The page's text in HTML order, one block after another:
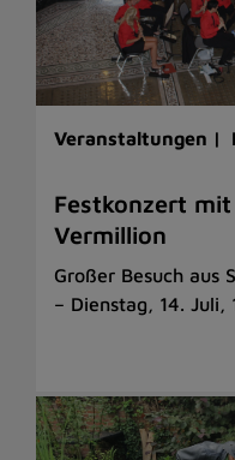
Veranstaltungen |
Festkonzert
Vermillion
Großer Besuch aus
– Dienstag, 14. Juli,